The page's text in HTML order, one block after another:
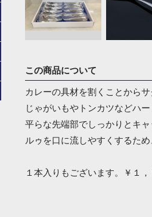
この商品について
カレーの具材を割くことから
じゃがいもやトンカツなどハ
平らな先端部でしっかりとキ
ルゥを口に流しやすくするた
１本入りもございます。￥１，